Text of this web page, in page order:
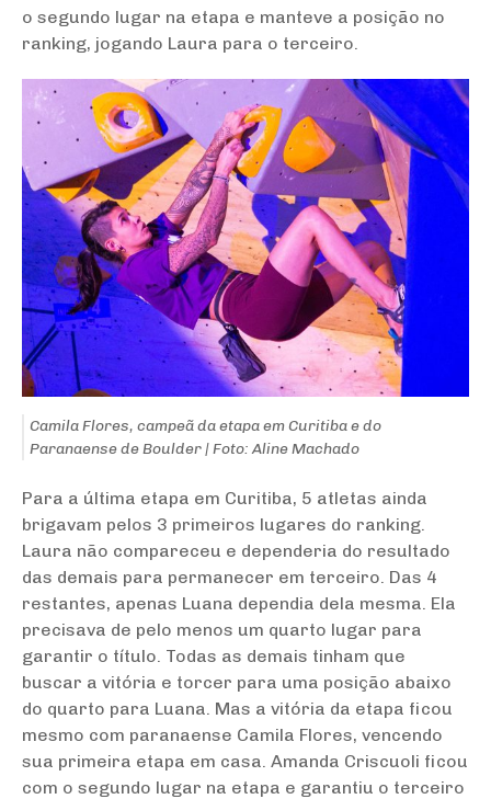
o segundo lugar na etapa e manteve a posição no
ranking, jogando Laura para o terceiro.
Camila Flores, campeã da etapa em Curitiba e do
Paranaense de Boulder | Foto: Aline Machado
Para a última etapa em Curitiba, 5 atletas ainda
brigavam pelos 3 primeiros lugares do ranking.
Laura não compareceu e dependeria do resultado
das demais para permanecer em terceiro. Das 4
restantes, apenas Luana dependia dela mesma. Ela
precisava de pelo menos um quarto lugar para
garantir o título. Todas as demais tinham que
buscar a vitória e torcer para uma posição abaixo
do quarto para Luana. Mas a vitória da etapa ficou
mesmo com paranaense Camila Flores, vencendo
sua primeira etapa em casa. Amanda Criscuoli ficou
com o segundo lugar na etapa e garantiu o terceiro